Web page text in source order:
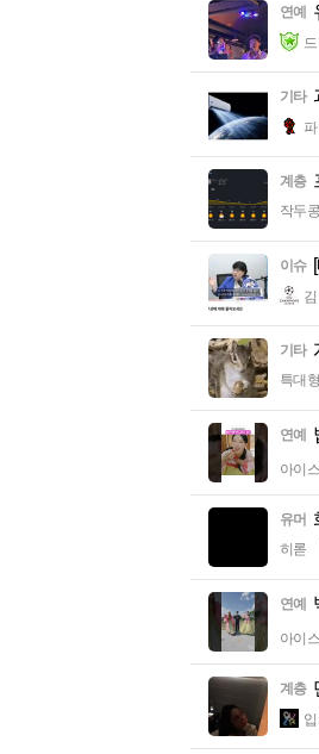
연예
기타
계층
작두
이슈
기타
특대
연예
아이
유머
히롣
연예
아이
계층